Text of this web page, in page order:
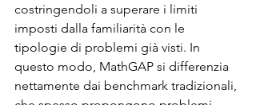
costringendoli a superare i limiti
imposti dalla familiarità con le
tipologie di problemi già visti. In
questo modo, MathGAP si differenzia
nettamente dai benchmark tradizionali,